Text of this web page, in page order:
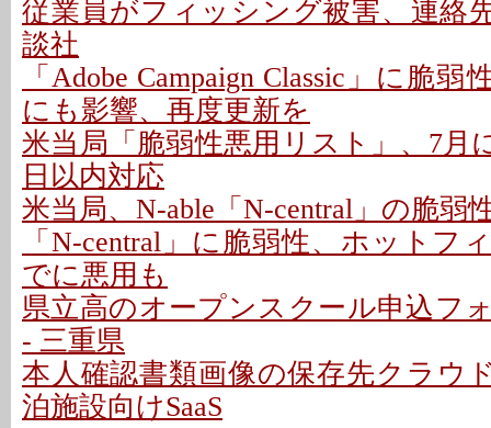
従業員がフィッシング被害、連絡
談社
「Adobe Campaign Classic」に脆
にも影響、再度更新を
米当局「脆弱性悪用リスト」、7月
日以内対応
米当局、N-able「N-central」の脆弱
「N-central」に脆弱性、ホットフ
でに悪用も
県立高のオープンスクール申込フ
- 三重県
本人確認書類画像の保存先クラウ
泊施設向けSaaS